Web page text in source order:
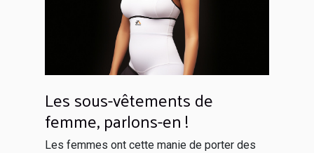
Les sous-vêtements de
femme, parlons-en !
Les femmes ont cette manie de porter des